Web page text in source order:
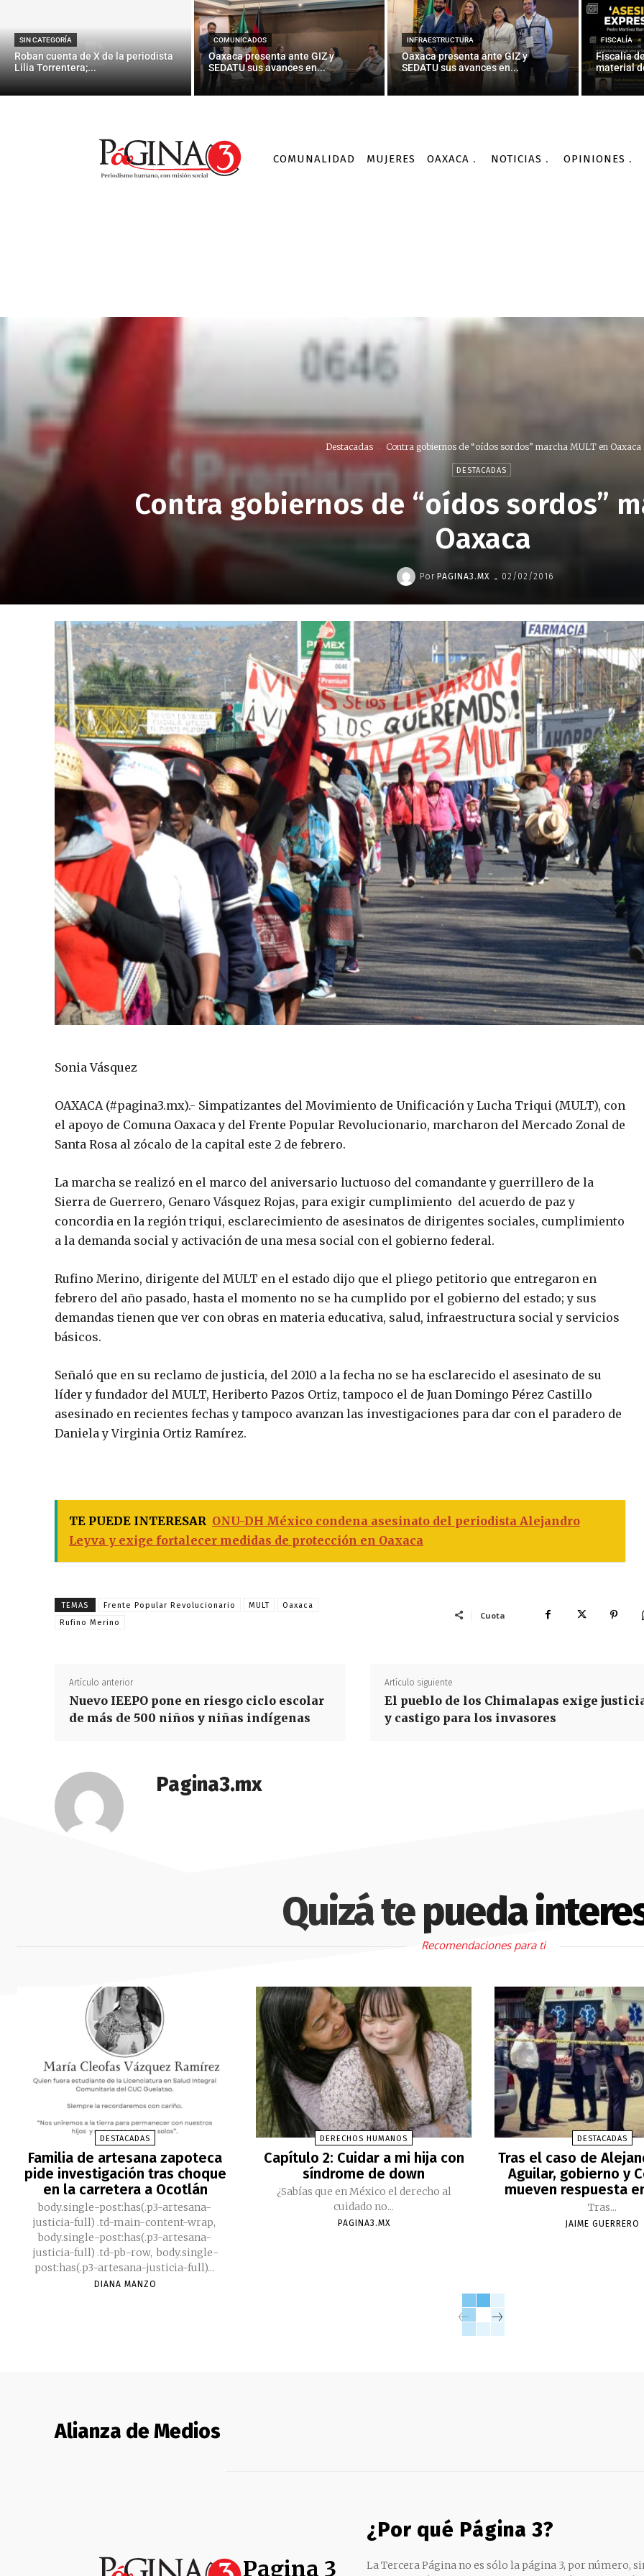
SIN CATEGORÍA
Roban cuenta de X de la periodista
Lilia Torrentera;...
COMUNICADOS
Oaxaca presenta ante GIZ y
SEDATU sus avances en...
INFRAESTRUCTURA
Oaxaca presenta ante GIZ y
SEDATU sus avances en...
FISCALÍA
Fiscalía
material
COMUNALIDAD MUJERES OAXACA NOTICIAS OPINIONES
Destacadas Contra gobiernos de “oídos sordos” marcha MULT en Oaxaca
DESTACADAS
Contra gobiernos de “oídos sordos”
Oaxaca
Por PAGINA3.MX - 02/02/2016
Sonia Vásquez
OAXACA (#pagina3.mx).- Simpatizantes del Movimiento de Unificación y Lucha Triqui (MULT), con
el apoyo de Comuna Oaxaca y del Frente Popular Revolucionario, marcharon del Mercado Zonal de
Santa Rosa al zócalo de la capital este 2 de febrero.
La marcha se realizó en el marco del aniversario luctuoso del comandante y guerrillero de la
Sierra de Guerrero, Genaro Vásquez Rojas, para exigir cumplimiento del acuerdo de paz y
concordia en la región triqui, esclarecimiento de asesinatos de dirigentes sociales, cumplimiento
a la demanda social y activación de una mesa social con el gobierno federal.
Rufino Merino, dirigente del MULT en el estado dijo que el pliego petitorio que entregaron en
febrero del año pasado, hasta el momento no se ha cumplido por el gobierno del estado; y sus
demandas tienen que ver con obras en materia educativa, salud, infraestructura social y servicios
básicos.
Señaló que en su reclamo de justicia, del 2010 a la fecha no se ha esclarecido el asesinato de su
líder y fundador del MULT, Heriberto Pazos Ortiz, tampoco el de Juan Domingo Pérez Castillo
asesinado en recientes fechas y tampoco avanzan las investigaciones para dar con el paradero de
Daniela y Virginia Ortiz Ramírez.
TE PUEDE INTERESAR ONU-DH México condena asesinato del periodista Alejandro
Leyva y exige fortalecer medidas de protección en Oaxaca
TEMAS Frente Popular Revolucionario MULT
Oaxaca
Rufino Merino
Cuota
Artículo anterior
Nuevo IEEPO pone en riesgo ciclo escolar
de más de 500 niños y niñas indígenas
Artículo siguiente
El pueblo de los Chimalapas exige
y castigo para los invasores
Pagina3.mx
Quizá te pueda
Recomendaciones para ti
DESTACADAS
Familia de artesana zapoteca
pide investigación tras choque
en la carretera a Ocotlán
body.single-post:has(.p3-artesana-
justicia-full) .td-main-content-wrap,
body.single-post:has(.p3-artesana-
justicia-full) .td-pb-row, body.single-
post:has(.p3-artesana-justicia-full)...
DIANA MANZO
DERECHOS HUMANOS
Capítulo 2: Cuidar a mi hija con
síndrome de down
¿Sabías que en México el derecho al
cuidado no...
PAGINA3.MX
DESTACADAS
Tras el caso de
Aguilar, gobierno y
mueven respuesta
Tras...
JAIME GUERRERO
Alianza de Medios
Pagina 3
¿Por qué Página 3?
La Tercera Página no es sólo la página 3, por número,